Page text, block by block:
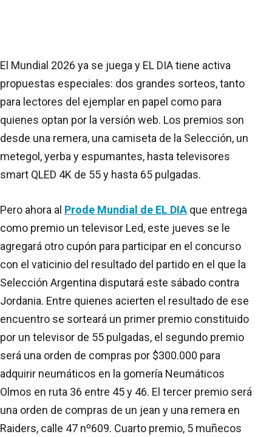
El Mundial 2026 ya se juega y EL DIA tiene activa
propuestas especiales: dos grandes sorteos, tanto
para lectores del ejemplar en papel como para
quienes optan por la versión web. Los premios son
desde una remera, una camiseta de la Selección, un
metegol, yerba y espumantes, hasta televisores
smart QLED 4K de 55 y hasta 65 pulgadas.
Pero ahora al Prode Mundial de EL DIA que entrega
como premio un televisor Led, este jueves se le
agregará otro cupón para participar en el concurso
con el vaticinio del resultado del partido en el que la
Selección Argentina disputará este sábado contra
Jordania. Entre quienes acierten el resultado de ese
encuentro se sorteará un primer premio constituido
por un televisor de 55 pulgadas, el segundo premio
será una orden de compras por $300.000 para
adquirir neumáticos en la gomería Neumáticos
Olmos en ruta 36 entre 45 y 46. El tercer premio será
una orden de compras de un jean y una remera en
Raiders, calle 47 nº609. Cuarto premio, 5 muñecos